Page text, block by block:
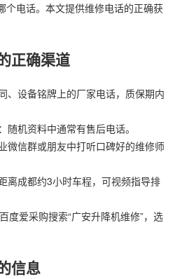
个电话。本文提供维修电话的正确获
正确渠道
、设备铭牌上的厂家电话，质保期内
：随机资料中通常有售后电话。
微信群或朋友中打听口碑好的维修师
离成都约3小时车程，可视频指导排
度爱采购搜索“广安升降机维修”，选
信息